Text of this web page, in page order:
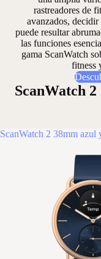
rastreadores de
avanzados, decidir
puede resultar
las funciones
gama ScanWatch
fitness
ScanWatch 2
ScanWatch 2 38mm azul